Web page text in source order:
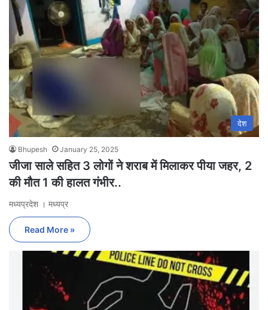
देश
Bhupesh January 25, 2025
जीजा साले सहित 3 लोगों ने शराब में मिलाकर पीया जहर, 2
की मौत 1 की हालत गंभीर..
मध्यप्रदेश । मध्यप्र
Read More »